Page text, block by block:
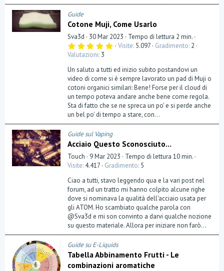
Guide
Cotone Muji, Come Usarlo
Sva3d 30 Mar 2023
Tempo di lettura 2 min.
5
s
e
l
l
a
(
e
)
Visite 5.097 Gradimento 2
Valutazioni 3
Un saluto a tutti ed inizio subito postandovi un
video di come si è sempre lavorato un pad di Muji o
cotoni organici similari: Bene! Forse per il cloud di
un tempo poteva andare anche bene come regola.
Sta di fatto che se ne spreca un po' e si perde anche
un bel po' di tempo a stare, con...
Guide sul Vaping
Acciaio Questo Sconosciuto...
Touch 9 Mar 2023
Tempo di lettura 10 min.
Visite 4.417 Gradimento 5
Ciao a tutti, stavo leggendo qua e la vari post nel
forum, ad un tratto mi hanno colpito alcune righe
dove si nominava la qualità dell'acciaio usata per
gli ATOM. Ho scambiato qualche parola con
@Sva3d e mi son convinto a darvi qualche nozione
su questo materiale. Allora per iniziare non farò...
Guide su E-Liquids
Tabella Abbinamento Frutti - Le
combinazioni aromatiche